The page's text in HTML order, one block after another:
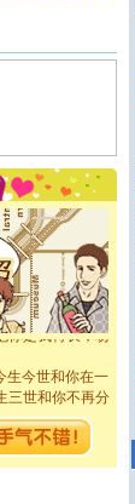
万要健康！千万
这样的日子才
年要快乐!天天
日子里,愿幸福,
圣诞快乐!
电；没有你我会
你是我特长，吻
今世和你在一
三世和你不再分
身后无助地哭
住你：这猪不